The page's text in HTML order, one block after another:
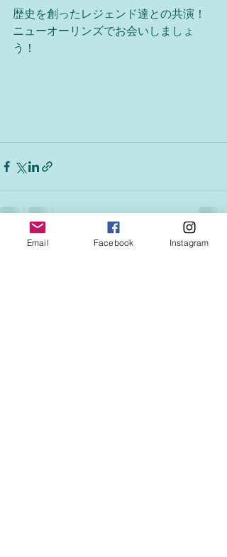
歴史を創ったレジェンド達との共演！
ニューオーリンズでお会いしましょ
う！
Recent Posts See All
Email Facebook Instagram